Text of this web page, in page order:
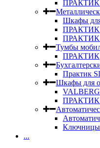
ПРАКТИК
Шкафы
ПРАКТИК
ПРАКТИК
Тумбы
ПРАКТИК
Практик
Шкафы для
VALBERG
ПРАКТИК
...